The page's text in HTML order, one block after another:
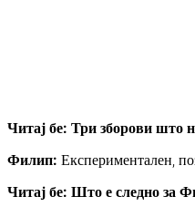
Читај бе: Три зборови што
Филип: Експериментален,
Читај бе: Што е следно за